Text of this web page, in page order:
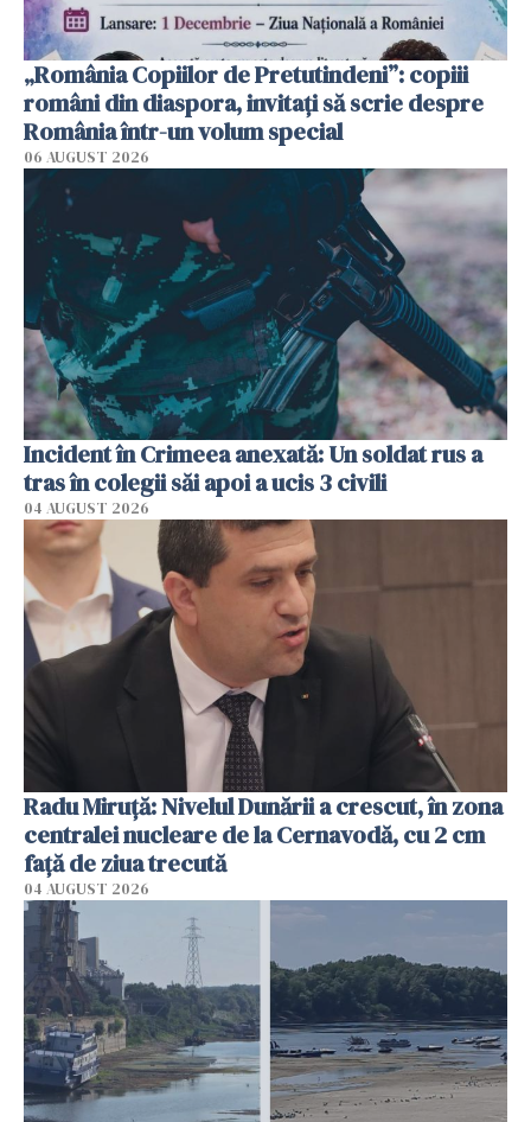
„România Copiilor de Pretutindeni”: copiii
români din diaspora, invitați să scrie despre
România într-un volum special
06 AUGUST 2026
Incident în Crimeea anexată: Un soldat rus a
tras în colegii săi apoi a ucis 3 civili
04 AUGUST 2026
Radu Miruţă: Nivelul Dunării a crescut, în zona
centralei nucleare de la Cernavodă, cu 2 cm
faţă de ziua trecută
04 AUGUST 2026